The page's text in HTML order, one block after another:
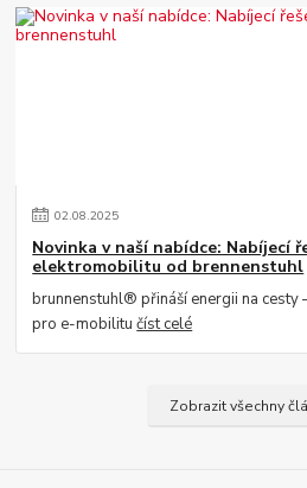
02.08.2025
Novinka v naší nabídce: Nabíjecí
elektromobilitu od brennenstuhl
brunnenstuhl® přináší energii na cesty
pro e-mobilitučíst celé
Zobrazit všechny